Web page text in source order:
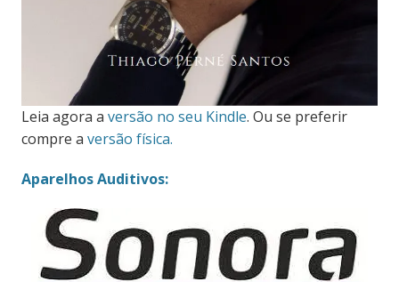
Leia agora a versão no seu Kindle. Ou se preferir
compre a versão física.
Aparelhos Auditivos: